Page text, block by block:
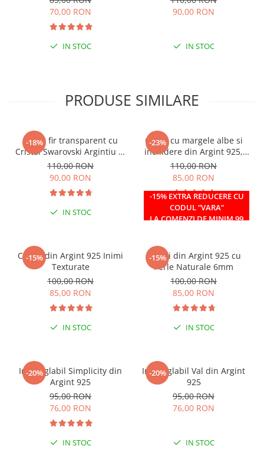
70,00 RON
IN STOC
90,00 RON
IN STOC
PRODUSE SIMILARE
-18%
Colier fir transparent cu
Cristal Swarovski Argintiu in
Caseta din Argint 925
110,00 RON
90,00 RON
IN STOC
-23%
-15% EXTRA REDUCERE CU
CODUL ”VARA”
LA COMENZI DE MINIM 99
Colier cu margele albe si
inchidere din Argint 925,
reglabil 38-41 cm
110,00 RON
85,00 RON
IN STOC
-15%
Cercei din Argint 925 Inimi
Texturate
100,00 RON
85,00 RON
IN STOC
-15%
Cercei din Argint 925 cu
Perle Naturale 6mm
100,00 RON
85,00 RON
IN STOC
-20%
Inel reglabil Simplicity din
Argint 925
95,00 RON
76,00 RON
IN STOC
-20%
Inel reglabil Val din Argint
925
95,00 RON
76,00 RON
IN STOC